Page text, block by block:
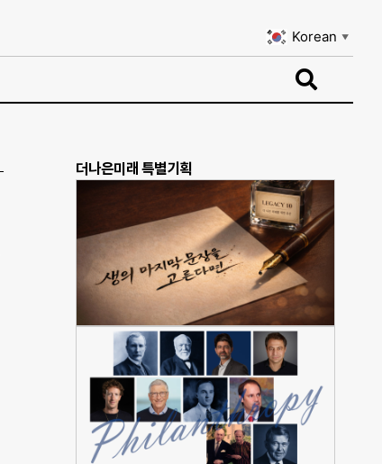
Korean ▼
더나은미래 특별기획